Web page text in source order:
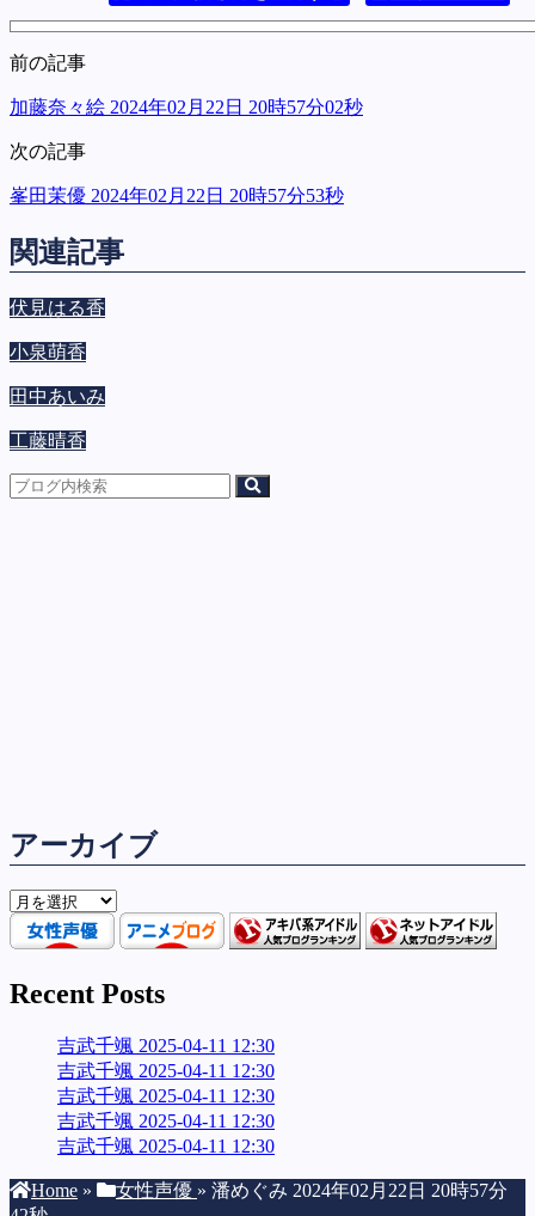
前の記事
加藤奈々絵 2024年02月22日 20時57分02秒
次の記事
峯田茉優 2024年02月22日 20時57分53秒
関連記事
伏見はる香
小泉萌香
田中あいみ
工藤晴香
アーカイブ
ア
ー
カ
ブ
Recent Posts
吉武千颯 2025-04-11 12:30
吉武千颯 2025-04-11 12:30
吉武千颯 2025-04-11 12:30
吉武千颯 2025-04-11 12:30
吉武千颯 2025-04-11 12:30
Home » 女性声優 » 潘めぐみ 2024年02月22日 20時57分